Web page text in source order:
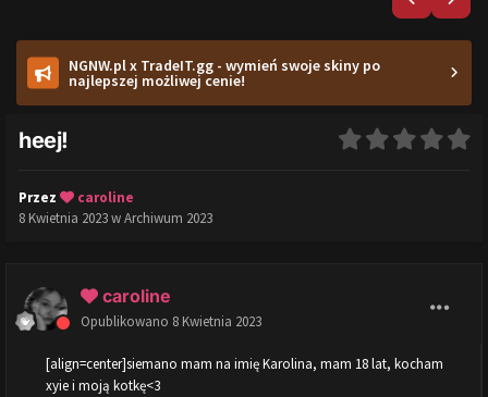
NGNW.pl x TradeIT.gg - wymień swoje skiny po
najlepszej możliwej cenie!
heej!
Przez
caroline
8 Kwietnia 2023wArchiwum 2023
caroline
Opublikowano 8 Kwietnia 2023
[align=center]siemano mam na imię Karolina, mam 18 lat, kocham
xyie i moją kotkę<3